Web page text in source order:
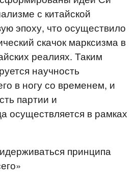
с китайской
эпоху, что осуществило
скачок марксизма в
реалиях. Таким
научность
в ногу со временем, и
партии и
осуществляется в рамках
принципа